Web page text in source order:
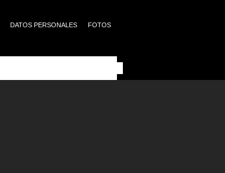
DATOS PERSONALES FOTOS